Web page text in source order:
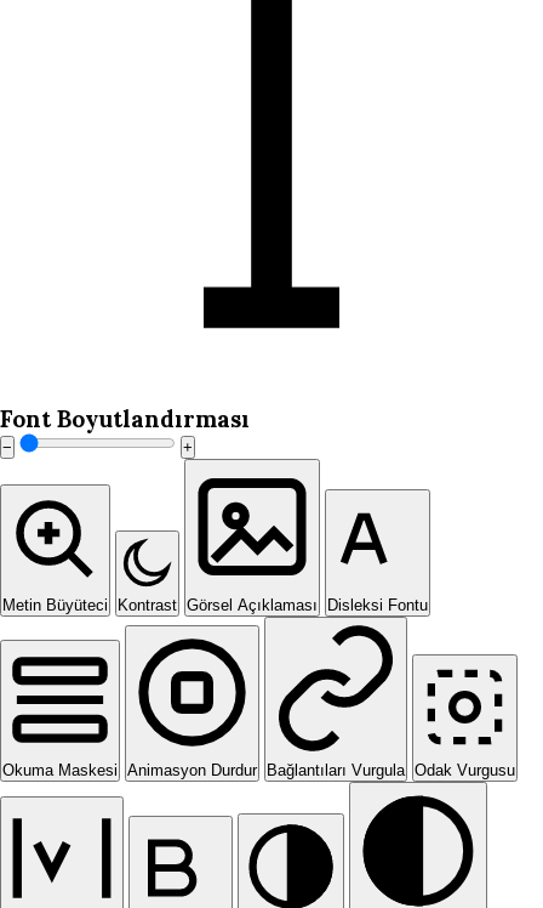
Font Boyutlandırması
− +
Metin Büyüteci Kontrast Görsel Açıklaması Disleksi Fontu
Okuma Maskesi Animasyon Durdur Bağlantıları Vurgula Odak Vurgusu